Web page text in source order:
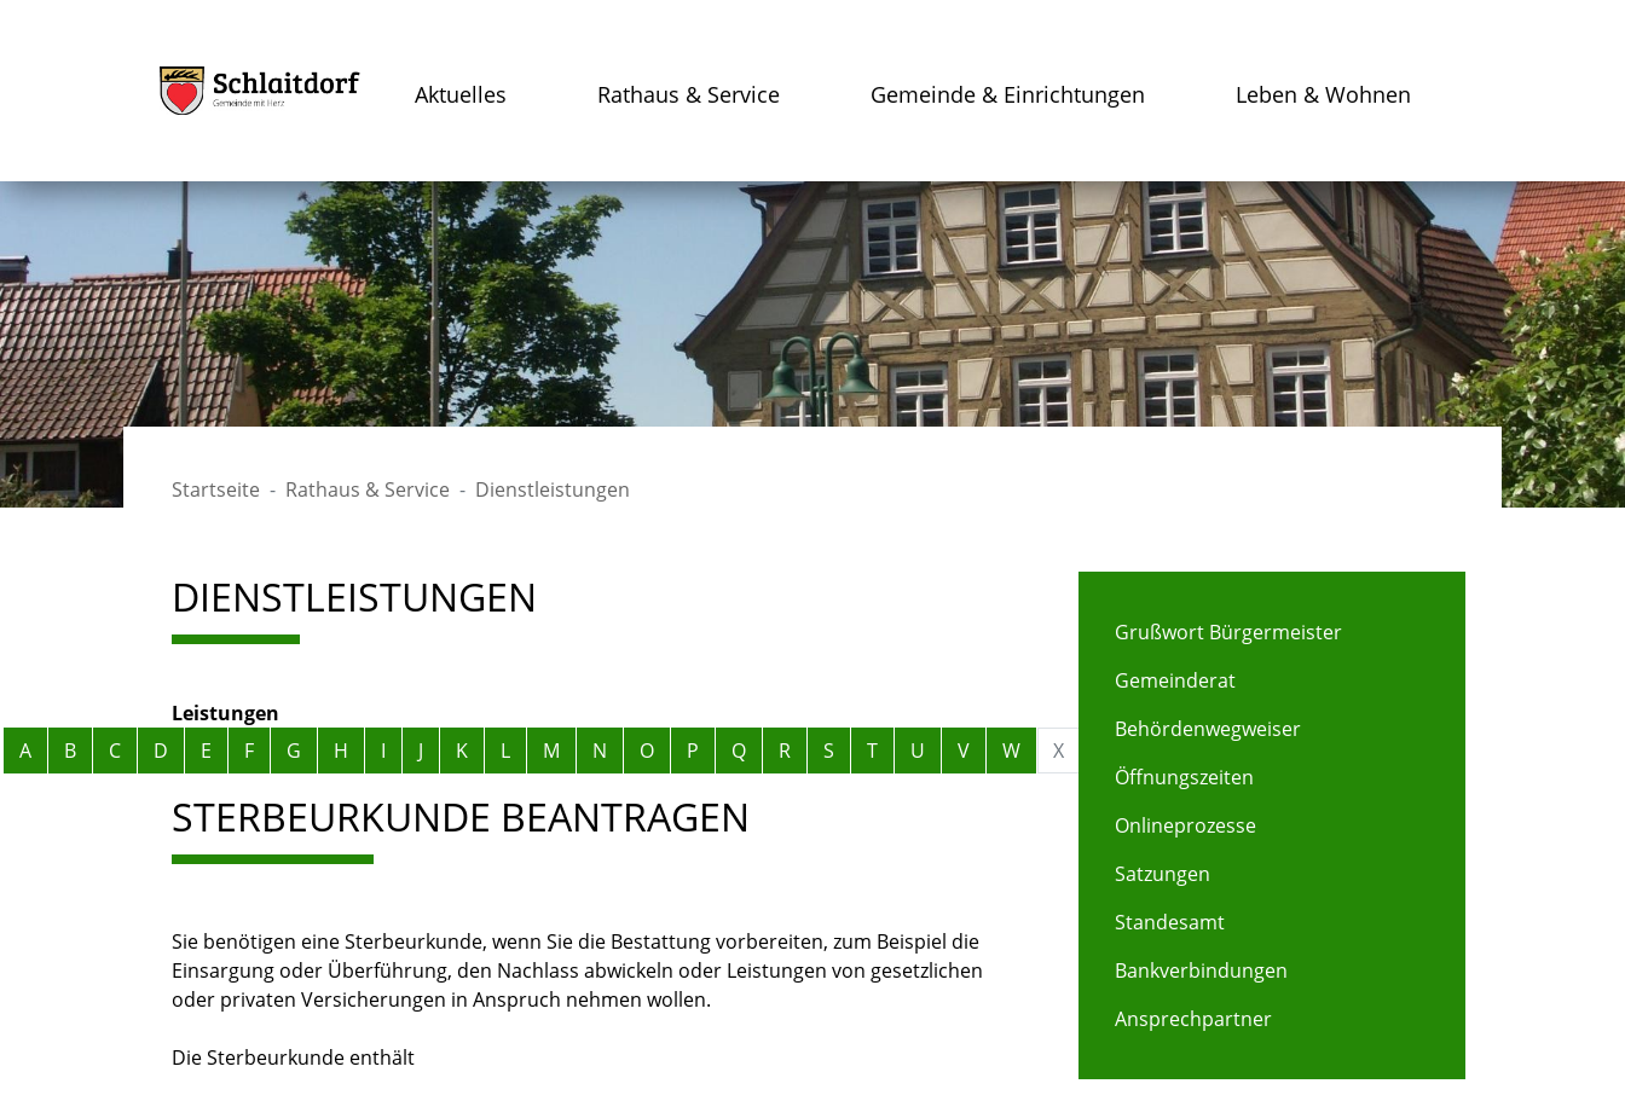
Aktuelles Rathaus & Service Gemeinde & Einrichtungen Leben & Wohnen
Startseite Rathaus & Service Dienstleistungen
DIENSTLEISTUNGEN
Leistungen
Alphabetisches Register überspringen
A B C D E F G H I J K L M N O P Q R S T U V W X
STERBEURKUNDE BEANTRAGEN
Sie benötigen eine Sterbeurkunde, wenn Sie die Bestattung vorbereiten, zum Beispiel die
Einsargung oder Überführung, den Nachlass abwickeln oder Leistungen von gesetzlichen
oder privaten Versicherungen in Anspruch nehmen wollen.
Die Sterbeurkunde enthält
Grußwort Bürgermeister
Gemeinderat
Behördenwegweiser
Öffnungszeiten
Onlineprozesse
Satzungen
Standesamt
Bankverbindungen
Ansprechpartner